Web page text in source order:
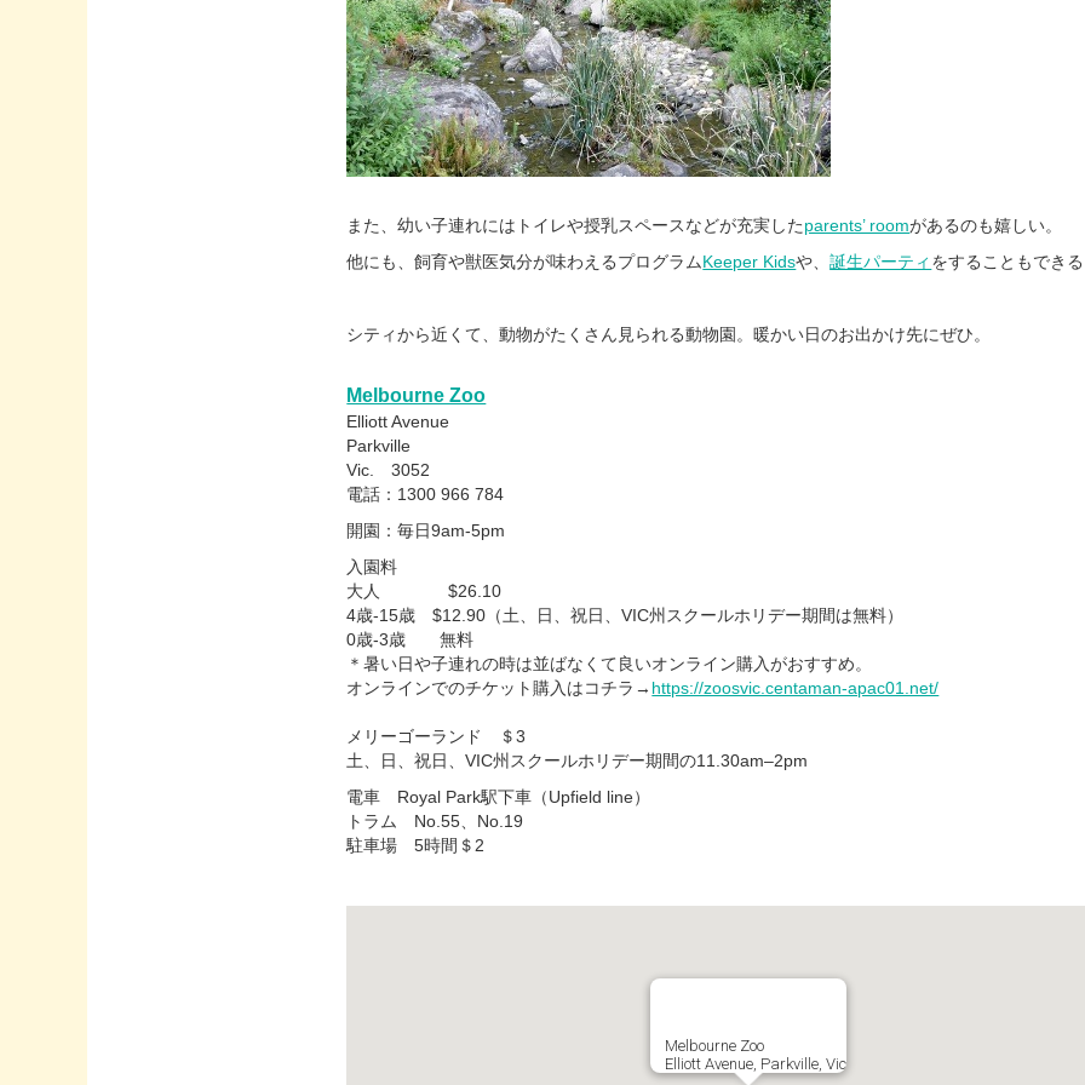
また、幼い子連れにはトイレや授乳スペースなどが充実したparents’ roomがあるのも嬉しい。
他にも、飼育や獣医気分が味わえるプログラムKeeper Kidsや、誕生パーティ をすることもでき
シティから近くて、動物がたくさん見られる動物園。暖かい日のお出かけ先にぜひ。
Melbourne Zoo
Elliott Avenue
Parkville
Vic. 3052
電話：1300 966 784
開園：毎日9am-5pm
入園料
大人 $26.10
4歳-15歳 $12.90（土、日、祝日、VIC州スクールホリデー期間は無料）
0歳-3歳 無料
＊暑い日や子連れの時は並ばなくて良いオンライン購入がおすすめ。
オンラインでのチケット購入はコチラ→ https://zoosvic.centaman-apac01.net/
メリーゴーランド ＄3
土、日、祝日、VIC州スクールホリデー期間の11.30am–2pm
電車 Royal Park駅下車（Upfield line）
トラム No.55、No.19
駐車場 5時間＄2
Melbourne Zoo
Elliott Avenue, Parkville, Vic